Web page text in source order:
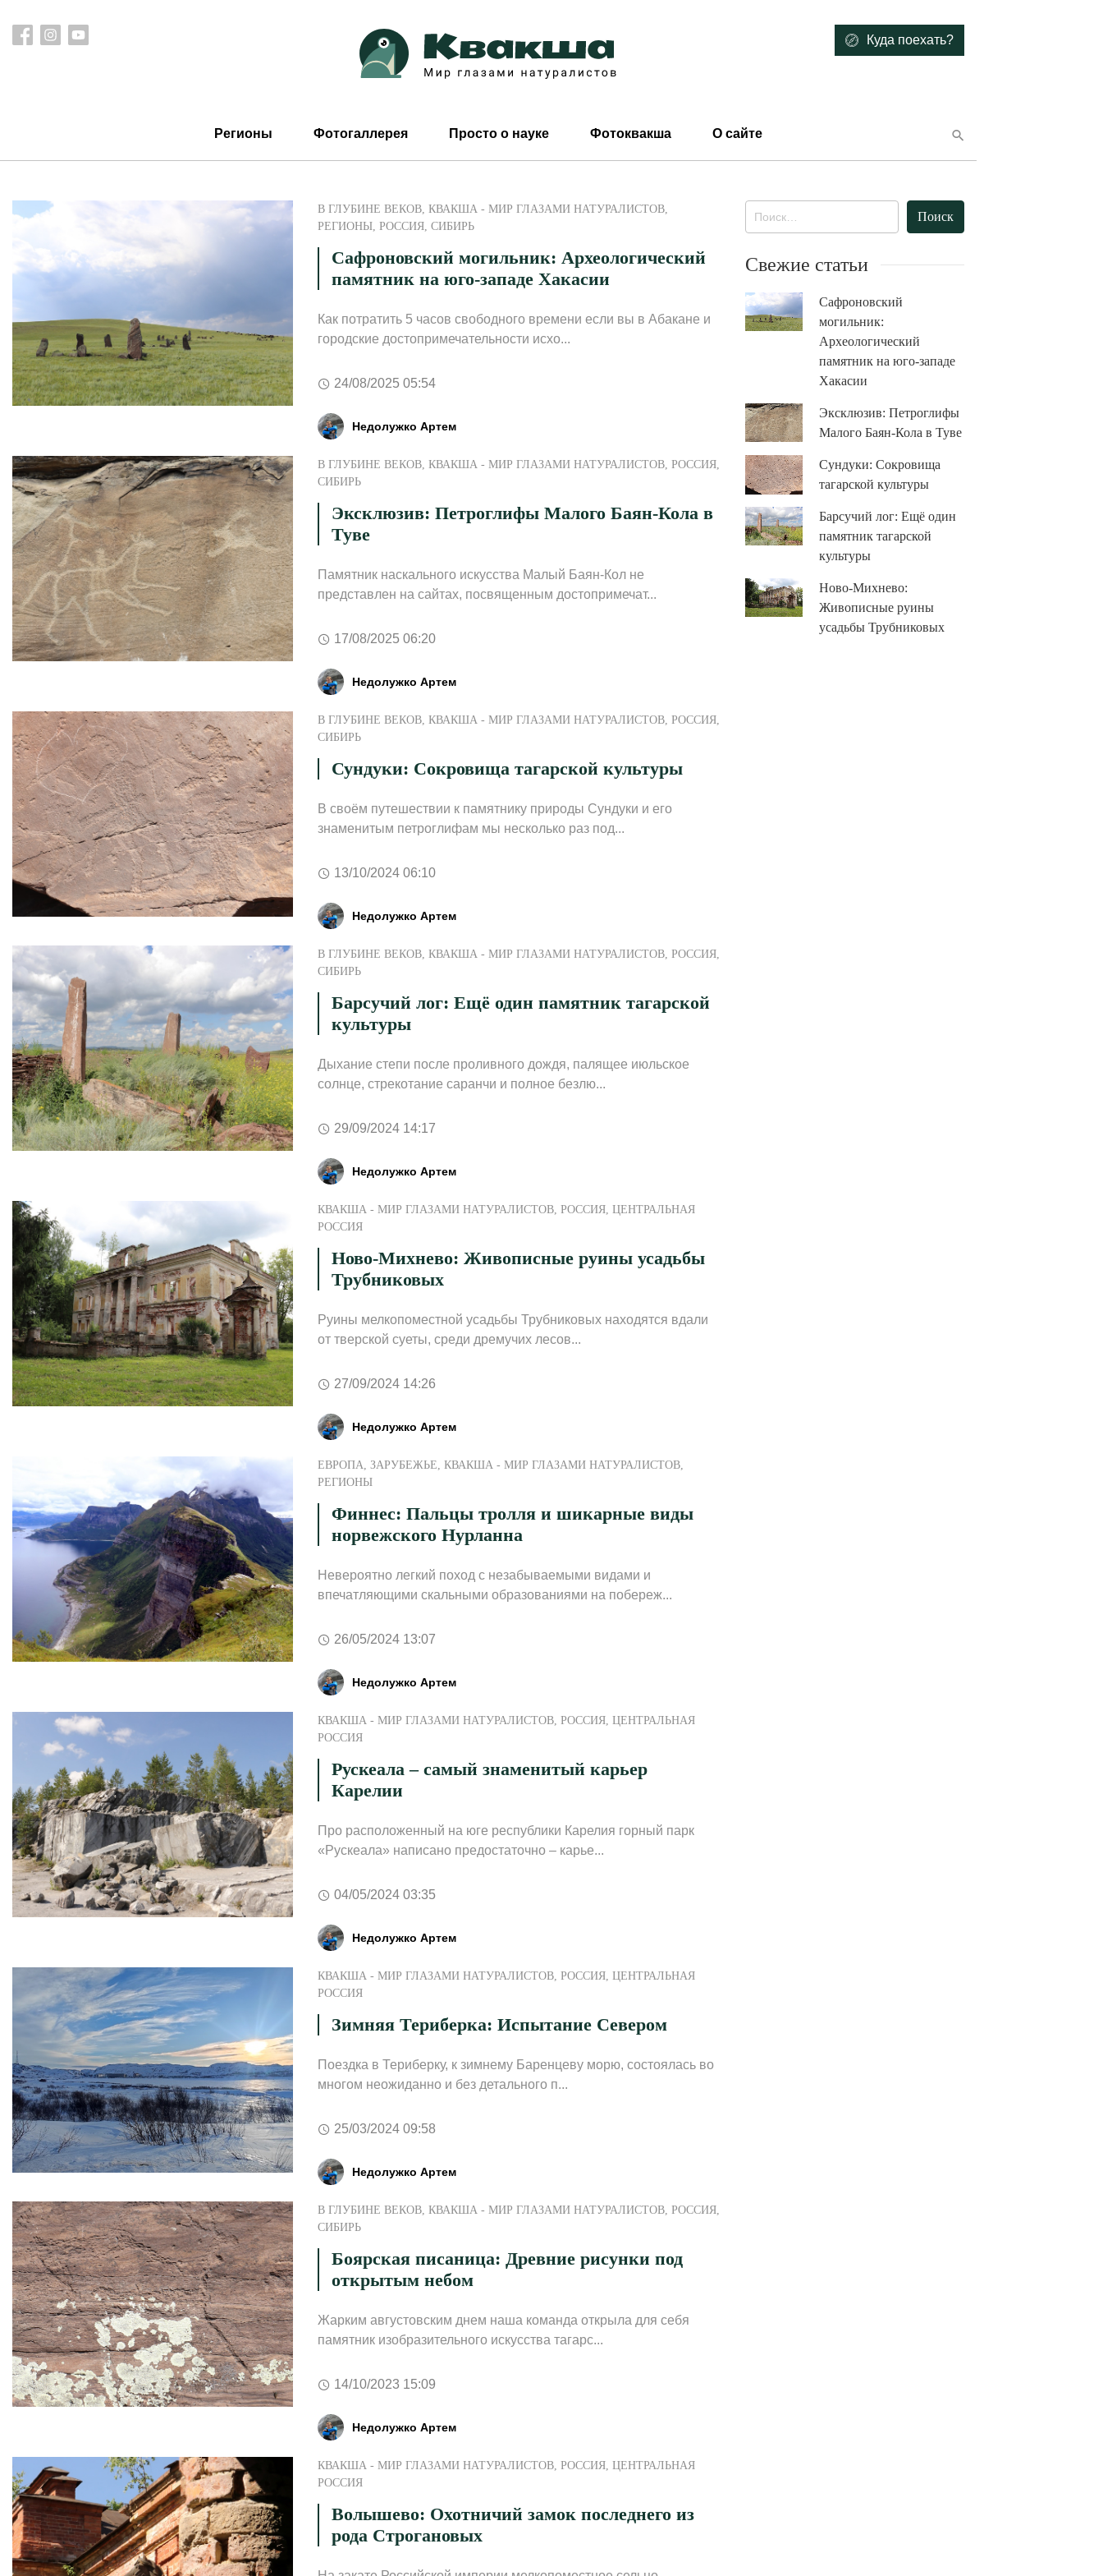
Куда поехать?
Регионы Фотогаллерея Просто о науке Фотоквакша О сайте
В ГЛУБИНЕ ВЕКОВ, КВАКША - МИР ГЛАЗАМИ НАТУРАЛИСТОВ,
РЕГИОНЫ, РОССИЯ, СИБИРЬ
Сафроновский могильник: Археологический
памятник на юго-западе Хакасии
Как потратить 5 часов свободного времени если вы в Абакане и
городские достопримечательности исхо...
24/08/2025 05:54
Недолужко Артем
В ГЛУБИНЕ ВЕКОВ, КВАКША - МИР ГЛАЗАМИ НАТУРАЛИСТОВ, РОССИЯ,
СИБИРЬ
Эксклюзив: Петроглифы Малого Баян-Кола в
Туве
Памятник наскального искусства Малый Баян-Кол не
представлен на сайтах, посвященным достопримечат...
17/08/2025 06:20
Недолужко Артем
В ГЛУБИНЕ ВЕКОВ, КВАКША - МИР ГЛАЗАМИ НАТУРАЛИСТОВ, РОССИЯ,
СИБИРЬ
Сундуки: Сокровища тагарской культуры
В своём путешествии к памятнику природы Сундуки и его
знаменитым петроглифам мы несколько раз под...
13/10/2024 06:10
Недолужко Артем
В ГЛУБИНЕ ВЕКОВ, КВАКША - МИР ГЛАЗАМИ НАТУРАЛИСТОВ, РОССИЯ,
СИБИРЬ
Барсучий лог: Ещё один памятник тагарской
культуры
Дыхание степи после проливного дождя, палящее июльское
солнце, стрекотание саранчи и полное безлю...
29/09/2024 14:17
Недолужко Артем
КВАКША - МИР ГЛАЗАМИ НАТУРАЛИСТОВ, РОССИЯ, ЦЕНТРАЛЬНАЯ
РОССИЯ
Ново-Михнево: Живописные руины усадьбы
Трубниковых
Руины мелкопоместной усадьбы Трубниковых находятся вдали
от тверской суеты, среди дремучих лесов...
27/09/2024 14:26
Недолужко Артем
ЕВРОПА, ЗАРУБЕЖЬЕ, КВАКША - МИР ГЛАЗАМИ НАТУРАЛИСТОВ,
РЕГИОНЫ
Финнес: Пальцы тролля и шикарные виды
норвежского Нурланна
Невероятно легкий поход с незабываемыми видами и
впечатляющими скальными образованиями на побереж...
26/05/2024 13:07
Недолужко Артем
КВАКША - МИР ГЛАЗАМИ НАТУРАЛИСТОВ, РОССИЯ, ЦЕНТРАЛЬНАЯ
РОССИЯ
Рускеала – самый знаменитый карьер
Карелии
Про расположенный на юге республики Карелия горный парк
«Рускеала» написано предостаточно – карье...
04/05/2024 03:35
Недолужко Артем
КВАКША - МИР ГЛАЗАМИ НАТУРАЛИСТОВ, РОССИЯ, ЦЕНТРАЛЬНАЯ
РОССИЯ
Зимняя Териберка: Испытание Cевером
Поездка в Териберку, к зимнему Баренцеву морю, состоялась во
многом неожиданно и без детального п...
25/03/2024 09:58
Недолужко Артем
В ГЛУБИНЕ ВЕКОВ, КВАКША - МИР ГЛАЗАМИ НАТУРАЛИСТОВ, РОССИЯ,
СИБИРЬ
Боярская писаница: Древние рисунки под
открытым небом
Жарким августовским днем наша команда открыла для себя
памятник изобразительного искусства тагарс...
14/10/2023 15:09
Недолужко Артем
КВАКША - МИР ГЛАЗАМИ НАТУРАЛИСТОВ, РОССИЯ, ЦЕНТРАЛЬНАЯ
РОССИЯ
Волышево: Охотничий замок последнего из
рода Строгановых
Свежие статьи
Сафроновский
могильник:
Археологический
памятник на юго-западе
Хакасии
Эксклюзив: Петроглифы
Малого Баян-Кола в Туве
Сундуки: Сокровища
тагарской культуры
Барсучий лог: Ещё один
памятник тагарской
культуры
Ново-Михнево:
Живописные руины
усадьбы Трубниковых